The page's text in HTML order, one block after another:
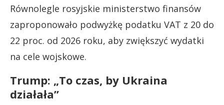
Równolegle rosyjskie ministerstwo finansów
zaproponowało podwyżkę podatku VAT z 20 do
22 proc. od 2026 roku, aby zwiększyć wydatki
na cele wojskowe.
Trump: „To czas, by Ukraina
działała”